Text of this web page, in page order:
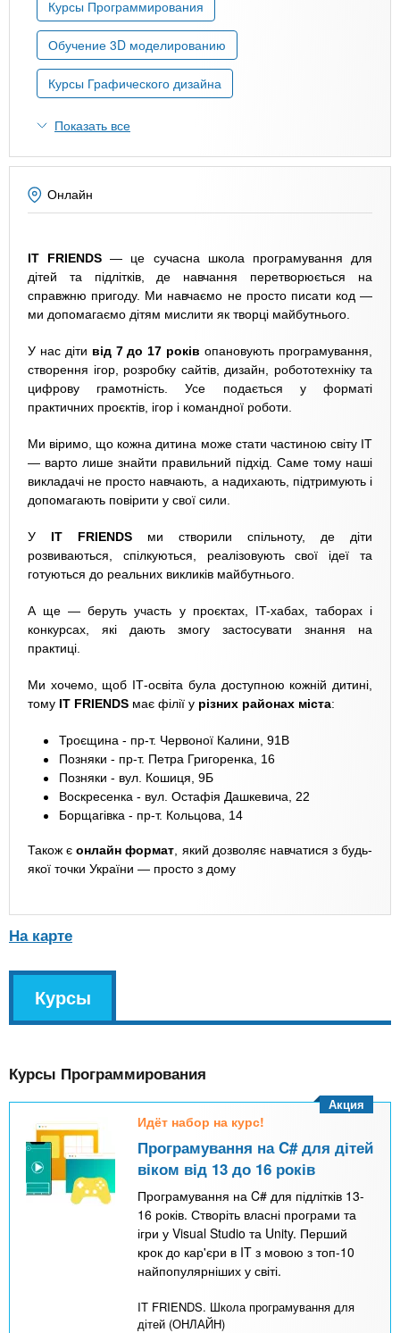
n
.
n
o
е
Онлайн курсы
Курсы Программирования
Обучение 3D моделированию
Курсы Графического дизайна
Показать все
IT FRIENDS — це сучасна школа програмування для
дітей та підлітків, де навчання перетворюється на
справжню пригоду. Ми навчаємо не просто писати код —
ми допомагаємо дітям мислити як творці майбутнього.
У нас діти від 7 до 17 років опановують програмування,
створення ігор, розробку сайтів, дизайн, робототехніку та
цифрову грамотність. Усе подається у форматі
практичних проєктів, ігор і командної роботи.
Ми віримо, що кожна дитина може стати частиною світу IT
— варто лише знайти правильний підхід. Саме тому наші
викладачі не просто навчають, а надихають, підтримують і
допомагають повірити у свої сили.
У IT FRIENDS ми створили спільноту, де діти
розвиваються, спілкуються, реалізовують свої ідеї та
готуються до реальних викликів майбутнього.
А ще — беруть участь у проєктах, IT-хабах, таборах і
конкурсах, які дають змогу застосувати знання на
практиці.
Ми хочемо, щоб ІТ-освіта була доступною кожній дитині,
тому IT FRIENDS має філії у різних районах міста:
Троєщина - пр-т. Червоної Калини, 91В
Позняки - пр-т. Петра Григоренка, 16
Позняки - вул. Кошиця, 9Б
Воскресенка - вул. Остафія Дашкевича, 22
Борщагівка - пр-т. Кольцова, 14
Також єонлайн формат , який дозволяє навчатися з будь-
якої точки України — просто з дому
Онлайн
На карте
l
Курсы
(
а
т
и
в
н
а
я
Курсы Программирования
Идёт набор на курс!
Програмування на C# для дітей
віком від 13 до 16 років
Програмування на C# для підлітків 13-
16 років. Створіть власні програми та
ігри у Visual Studio та Unity. Перший
крок до кар'єри в IT з мовою з топ-10
найпопулярніших у світі.
IT FRIENDS. Школа програмування для
дітей (ОНЛАЙН)
Акция